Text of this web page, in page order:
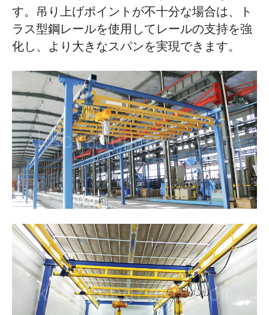
す。吊り上げポイントが不十分な場合は、ト
ラス型鋼レールを使用してレールの支持を強
化し、より大きなスパンを実現できます。